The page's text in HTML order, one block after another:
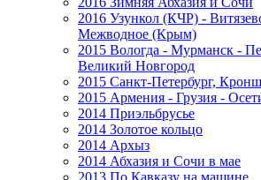
2016 Узункол (КЧР) -
Межводное (Крым)
2015 Вологда - Мурманск -
Великий Новгород
2015 Санкт-Петербург,
2015 Армения - Грузия -
2014 Приэльбрусье
2014 Золотое кольцо
2014 Архыз
2014 Абхазия и Сочи в мае
2013 По Кавказу на машине